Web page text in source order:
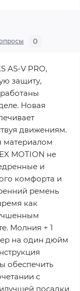
0
AS-V PRO,
защиту,
Новая
движениям.
материалом
MOTION не
и
комфорта и
ремень
как
Молния + 1
на один дюйм
обеспечить
с
посадки